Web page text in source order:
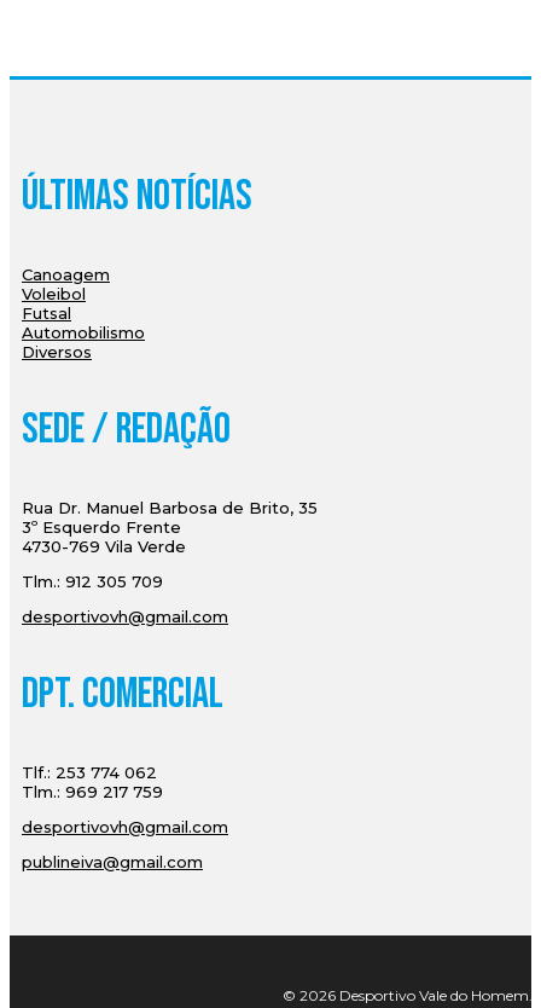
Últimas Notícias
Canoagem
Voleibol
Futsal
Automobilismo
Diversos
Sede / Redação
Rua Dr. Manuel Barbosa de Brito, 35
3º Esquerdo Frente
4730-769 Vila Verde
Tlm.: 912 305 709
desportivovh@gmail.com
Dpt. Comercial
Tlf.: 253 774 062
Tlm.: 969 217 759
desportivovh@gmail.com
publineiva@gmail.com
© 2026 Desportivo Vale do Homem.